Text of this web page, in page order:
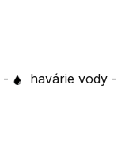
- havárie vody -